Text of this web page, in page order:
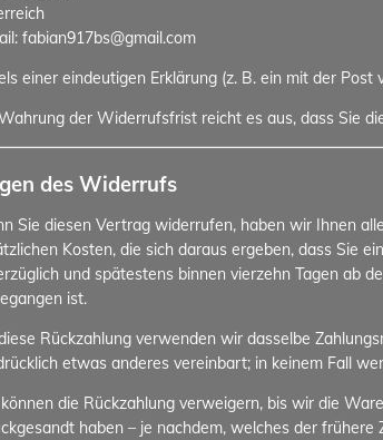
fabian917bs@gmail.com
einer eindeutigen Erklärung (z. B. ein mit der
der Widerrufsfrist reicht es aus, dass Sie
des Widerrufs
Sie diesen Vertrag widerrufen, haben wir Ihnen
Kosten, die sich daraus ergeben, dass Sie
und spätestens binnen vierzehn Tagen ab
ist.
Rückzahlung verwenden wir dasselbe
etwas anderes vereinbart; in keinem Fall
die Rückzahlung verweigern, bis wir die
haben – je nachdem, welches der frühere